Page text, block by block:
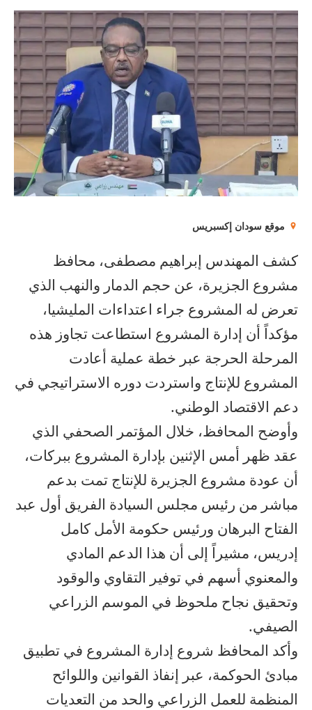
موقع سودان إكسبريس
كشف المهندس إبراهيم مصطفى، محافظ
مشروع الجزيرة، عن حجم الدمار والنهب الذي
تعرض له المشروع جراء اعتداءات المليشيا،
مؤكداً أن إدارة المشروع استطاعت تجاوز هذه
المرحلة الحرجة عبر خطة عملية أعادت
المشروع للإنتاج واستردت دوره الاستراتيجي في
دعم الاقتصاد الوطني.
وأوضح المحافظ، خلال المؤتمر الصحفي الذي
عقد ظهر أمس الإثنين بإدارة المشروع ببركات،
أن عودة مشروع الجزيرة للإنتاج تمت بدعم
مباشر من رئيس مجلس السيادة الفريق أول عبد
الفتاح البرهان ورئيس حكومة الأمل كامل
إدريس، مشيراً إلى أن هذا الدعم المادي
والمعنوي أسهم في توفير التقاوي والوقود
وتحقيق نجاح ملحوظ في الموسم الزراعي
الصيفي.
وأكد المحافظ شروع إدارة المشروع في تطبيق
مبادئ الحوكمة، عبر إنفاذ القوانين واللوائح
المنظمة للعمل الزراعي والحد من التعديات